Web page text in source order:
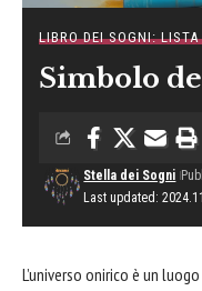
LIBRO DEI SOGNI:
Simbolo
Last updated:
Stella dei Sogni
L’universo onirico è un